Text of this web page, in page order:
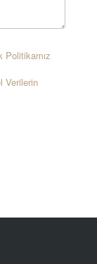
Politikamız
Verilerin